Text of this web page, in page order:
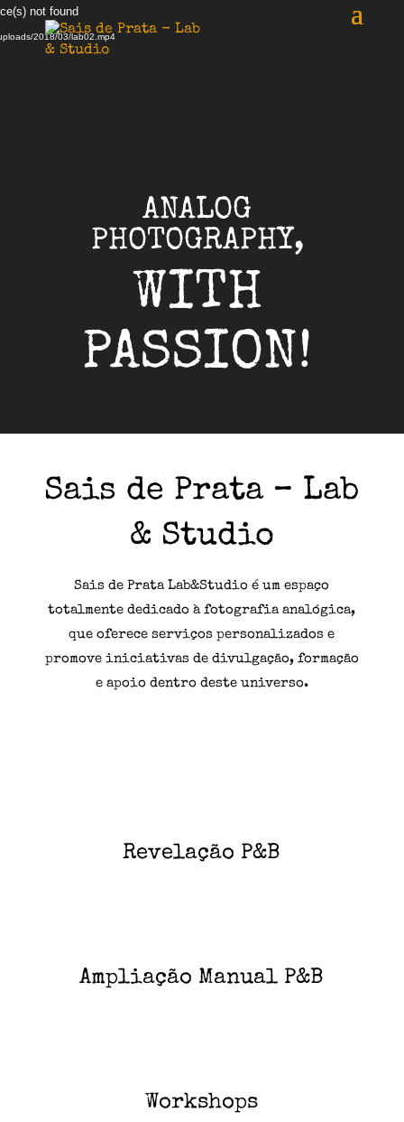
Reprodutor
de
not found
2018/03/lab02.mp4
ANALOG
PHOTOGRAPHY,
WITH
PASSION!
Sais de Prata – Lab
& Studio
Sais de Prata Lab&Studio é um espaço
totalmente dedicado à fotografia analógica,
que oferece serviços personalizados e
promove iniciativas de divulgação, formação
e apoio dentro deste universo.
Revelação P&B
Ampliação Manual P&B
Workshops